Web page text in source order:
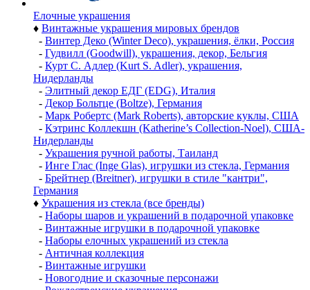
Елочные украшения
♦ Винтажные украшения мировых брендов
- Винтер Деко (Winter Deco), украшения, ёлки, Россия
- Гудвилл (Goodwill), украшения, декор, Бельгия
- Курт С. Адлер (Kurt S. Adler), украшения,
Нидерланды
- Элитный декор ЕДГ (EDG), Италия
- Декор Больтце (Boltze), Германия
- Марк Робертс (Mark Roberts), авторские куклы, США
- Кэтринс Коллекшн (Katherine’s Collection-Noel), США-
Нидерланды
- Украшения ручной работы, Таиланд
- Инге Глас (Inge Glas), игрушки из стекла, Германия
- Брейтнер (Breitner), игрушки в стиле "кантри",
Германия
♦ Украшения из стекла (все бренды)
- Наборы шаров и украшений в подарочной упаковке
- Винтажные игрушки в подарочной упаковке
- Наборы елочных украшений из стекла
- Античная коллекция
- Винтажные игрушки
- Новогодние и сказочные персонажи